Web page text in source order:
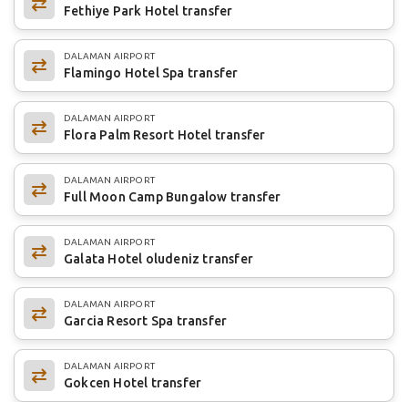
Fethiye Park Hotel transfer
DALAMAN AIRPORT
Flamingo Hotel Spa transfer
DALAMAN AIRPORT
Flora Palm Resort Hotel transfer
DALAMAN AIRPORT
Full Moon Camp Bungalow transfer
DALAMAN AIRPORT
Galata Hotel oludeniz transfer
DALAMAN AIRPORT
Garcia Resort Spa transfer
DALAMAN AIRPORT
Gokcen Hotel transfer